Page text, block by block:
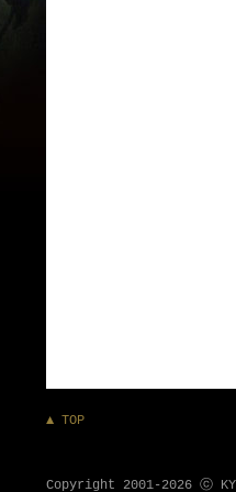
▲ TOP
Copyright 2001-2026 ⓒ